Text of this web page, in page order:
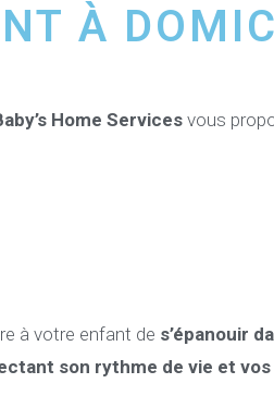
À
Home Servicesvous
à votre enfant de s’épanouir
son rythme de vie et